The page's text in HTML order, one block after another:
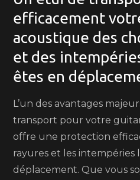
efficacement
acoustique des
et des
êtes en
L’un des avantages
transport pour votre
offre une protection
rayures et les intempéries
déplacement. Que vous